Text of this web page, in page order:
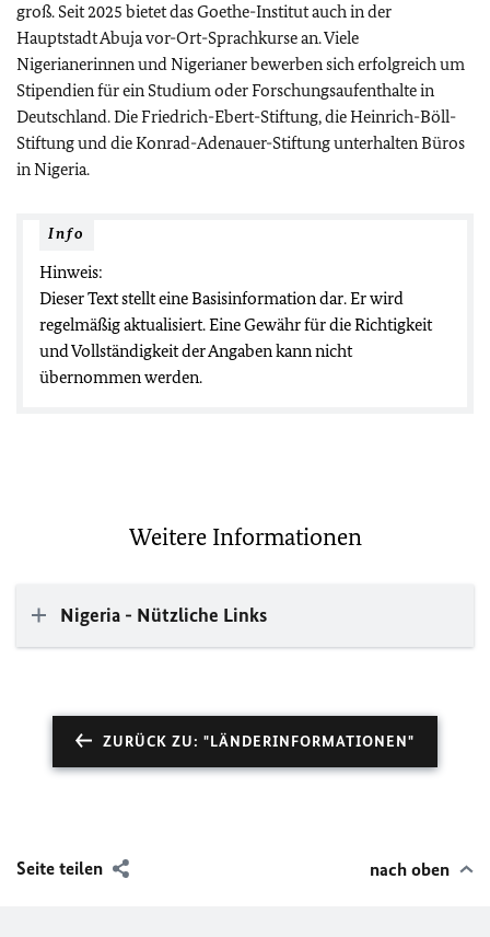
groß. Seit 2025 bietet das Goethe-Institut auch in der
Hauptstadt Abuja vor-Ort-Sprachkurse an. Viele
Nigerianerinnen und Nigerianer bewerben sich erfolgreich um
Stipendien für ein Studium oder Forschungsaufenthalte in
Deutschland. Die Friedrich-Ebert-Stiftung, die Heinrich-Böll-
Stiftung und die Konrad-Adenauer-Stiftung unterhalten Büros
in Nigeria.
Info
Hinweis:
Dieser Text stellt eine Basisinformation dar. Er wird
regelmäßig aktualisiert. Eine Gewähr für die Richtigkeit
und Vollständigkeit der Angaben kann nicht
übernommen werden.
Weitere Informationen
Nigeria - Nützliche Links
ZURÜCK ZU: "LÄNDERINFORMATIONEN"
Seite teilen nach oben